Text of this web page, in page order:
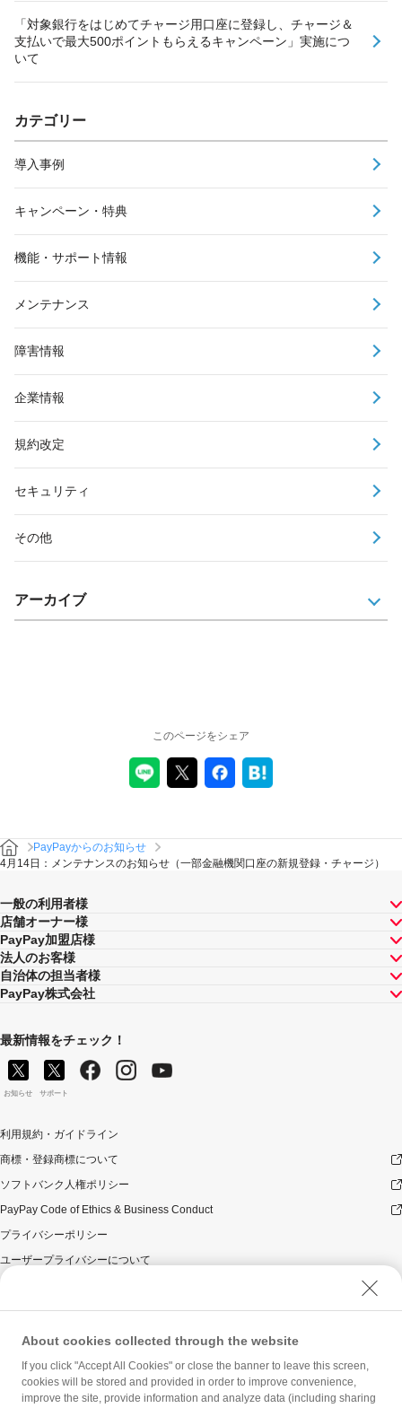
「対象銀行をはじめてチャージ用口座に登録し、チャージ＆
支払いで最大500ポイントもらえるキャンペーン」実施につ
いて
カテゴリー
導入事例
キャンペーン・特典
機能・サポート情報
メンテナンス
障害情報
企業情報
規約改定
セキュリティ
その他
アーカイブ
このページをシェア
PayPayからのお知らせ
4月14日：メンテナンスのお知らせ（一部金融機関口座の新規登録・チャージ）
一般の利用者様
店舗オーナー様
PayPay加盟店様
法人のお客様
自治体の担当者様
PayPay株式会社
最新情報をチェック！
お知らせ サポート
利用規約・ガイドライン
商標・登録商標について
ソフトバンク人権ポリシー
PayPay Code of Ethics & Business Conduct
プライバシーポリシー
ユーザープライバシーについて
ウェブサイト利用規約
反社会的勢力に対する方針
勧誘方針
マネロン等基本方針
About cookies collected through the website
If you click "Accept All Cookies" or close the banner to leave this screen,
cookies will be stored and provided in order to improve convenience,
improve the site, provide information and analyze data (including sharing